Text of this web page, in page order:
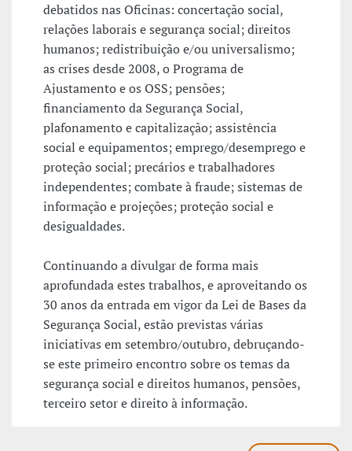
debatidos nas Oficinas: concertação social,
relações laborais e segurança social; direitos
humanos; redistribuição e/ou universalismo;
as crises desde 2008, o Programa de
Ajustamento e os OSS; pensões;
financiamento da Segurança Social,
plafonamento e capitalização; assistência
social e equipamentos; emprego/desemprego e
proteção social; precários e trabalhadores
independentes; combate à fraude; sistemas de
informação e projeções; proteção social e
desigualdades.
Continuando a divulgar de forma mais
aprofundada estes trabalhos, e aproveitando os
30 anos da entrada em vigor da Lei de Bases da
Segurança Social, estão previstas várias
iniciativas em setembro/outubro, debruçando-
se este primeiro encontro sobre os temas da
segurança social e direitos humanos, pensões,
terceiro setor e direito à informação.